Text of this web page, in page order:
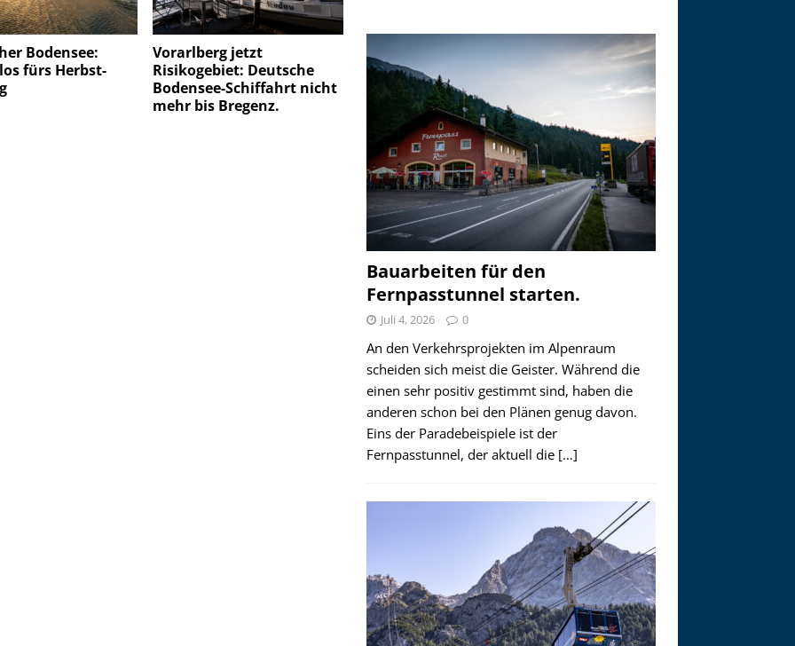
Bodensee:
fürs Herbst-
Vorarlberg jetzt
Risikogebiet: Deutsche
Bodensee-Schiffahrt nicht
mehr bis Bregenz.
Bauarbeiten für den
Fernpasstunnel starten.
Juli 4, 2026 0
An den Verkehrsprojekten im Alpenraum
scheiden sich meist die Geister. Während die
einen sehr positiv gestimmt sind, haben die
anderen schon bei den Plänen genug davon.
Eins der Paradebeispiele ist der
Fernpasstunnel, der aktuell die […]